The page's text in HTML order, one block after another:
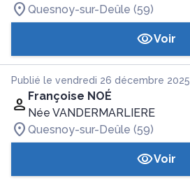
Quesnoy-sur-Deûle (59)
Voir
Publié le vendredi 26 décembre 2025
Françoise NOÉ
Née VANDERMARLIERE
Quesnoy-sur-Deûle (59)
Voir